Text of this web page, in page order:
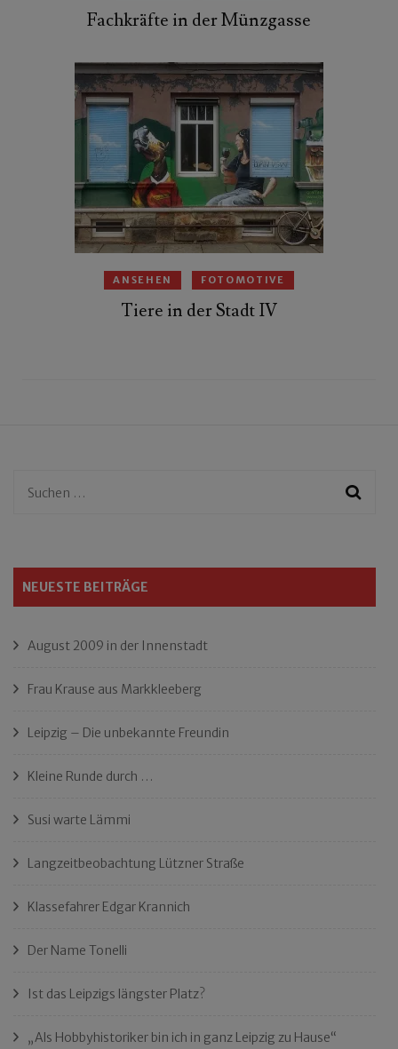
Fachkräfte in der Münzgasse
ANSEHEN FOTOMOTIVE
Tiere in der Stadt IV
Suchen
NEUESTE BEITRÄGE
August 2009 in der Innenstadt
Frau Krause aus Markkleeberg
Leipzig – Die unbekannte Freundin
Kleine Runde durch …
Susi warte Lämmi
Langzeitbeobachtung Lützner Straße
Klassefahrer Edgar Krannich
Der Name Tonelli
Ist das Leipzigs längster Platz?
„Als Hobbyhistoriker bin ich in ganz Leipzig zu Hause“